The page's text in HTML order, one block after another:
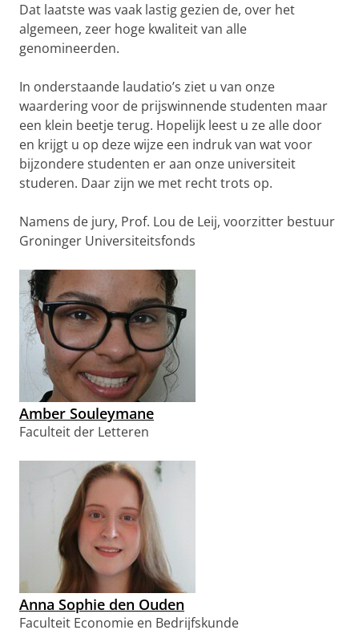
Dat laatste was vaak lastig gezien de, over het
algemeen, zeer hoge kwaliteit van alle
genomineerden.
In onderstaande laudatio’s ziet u van onze
waardering voor de prijswinnende studenten maar
een klein beetje terug. Hopelijk leest u ze alle door
en krijgt u op deze wijze een indruk van wat voor
bijzondere studenten er aan onze universiteit
studeren. Daar zijn we met recht trots op.
Namens de jury, Prof. Lou de Leij, voorzitter bestuur
Groninger Universiteitsfonds
Amber Souleymane
Faculteit der Letteren
Anna Sophie den Ouden
Faculteit Economie en Bedrijfskunde